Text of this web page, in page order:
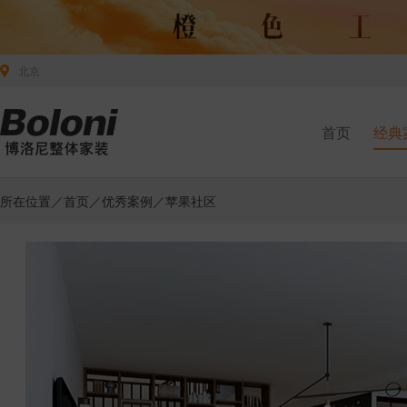
首页 经典
所在位置／首页 ／优秀案例 ／苹果社区